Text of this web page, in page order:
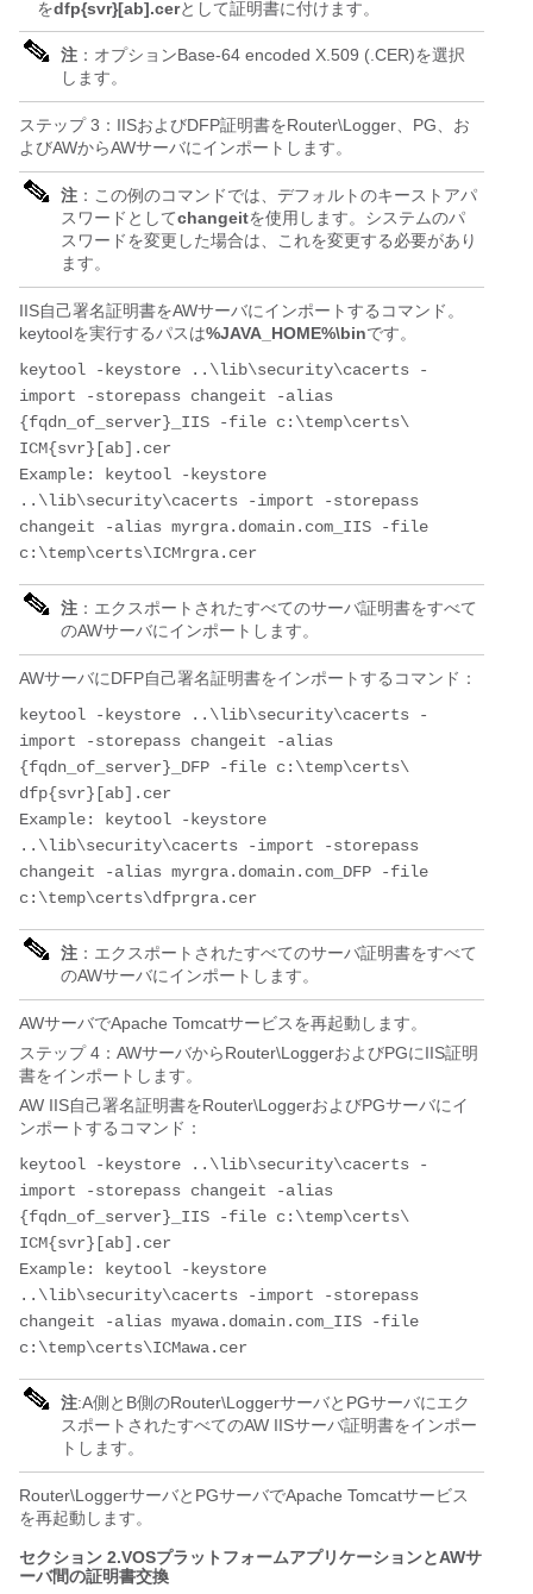
をdfp{svr}[ab].cerとして証明書に付けます。
注 ：オプションBase-64 encoded X.509 (.CER)を選択
します。
ステップ 3：IISおよびDFP証明書をRouter\Logger、PG、お
よびAWからAWサーバにインポートします。
注 ：この例のコマンドでは、デフォルトのキーストアパ
スワードとしてchangeitを使用します。システムのパ
スワードを変更した場合は、これを変更する必要があり
ます。
IIS自己署名証明書をAWサーバにインポートするコマンド。
keytoolを実行するパスは%JAVA_HOME%\binです。
keytool -keystore ..\lib\security\cacerts -
import -storepass changeit -alias
{fqdn_of_server}_IIS -file c:\temp\certs\
ICM{svr}[ab].cer
Example: keytool -keystore
..\lib\security\cacerts -import -storepass
changeit -alias myrgra.domain.com_IIS -file
注 ：エクスポートされたすべてのサーバ証明書をすべて
のAWサーバにインポートします。
AWサーバにDFP自己署名証明書をインポートするコマンド：
keytool -keystore ..\lib\security\cacerts -
import -storepass changeit -alias
{fqdn_of_server}_DFP -file c:\temp\certs\
dfp{svr}[ab].cer
Example: keytool -keystore
..\lib\security\cacerts -import -storepass
changeit -alias myrgra.domain.com_DFP -file
注 ：エクスポートされたすべてのサーバ証明書をすべて
のAWサーバにインポートします。
AWサーバでApache Tomcatサービスを再起動します。
ステップ 4：AWサーバからRouter\LoggerおよびPGにIIS証明
書をインポートします。
AW IIS自己署名証明書をRouter\LoggerおよびPGサーバにイ
ンポートするコマンド：
keytool -keystore ..\lib\security\cacerts -
import -storepass changeit -alias
{fqdn_of_server}_IIS -file c:\temp\certs\
ICM{svr}[ab].cer
Example: keytool -keystore
..\lib\security\cacerts -import -storepass
changeit -alias myawa.domain.com_IIS -file
注:A側とB側のRouter\LoggerサーバとPGサーバにエク
スポートされたすべてのAW IISサーバ証明書をインポー
トします。
Router\LoggerサーバとPGサーバでApache Tomcatサービス
を再起動します。
セクション 2.VOSプラットフォームアプリケーションとAWサ
ーバ間の証明書交換